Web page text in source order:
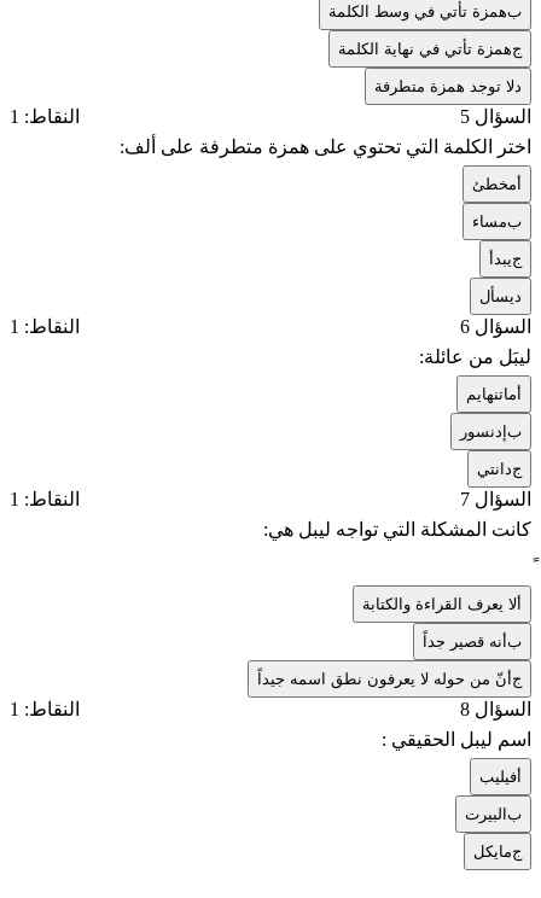
بهمزة تأتي في وسط الكلمة
جهمزة تأتي في نهاية الكلمة
لا توجد همزة متطرفة
السؤال 5
النقاط: 1
اختر الكلمة التي تحتوي على همزة متطرفة على ألف:
مخطئ
بمساء
جيبدأ
يسأل
السؤال 6
النقاط: 1
ليبَل من عائلة:
ماتنهايم
بإدنسور
جدانتي
السؤال 7
النقاط: 1
كانت المشكلة التي تواجه ليبل هي:
لا يعرف القراءة والكتابة
بأنه قصير جداً
جأنّ من حوله لا يعرفون نطق اسمه جيداً
السؤال 8
النقاط: 1
اسم ليبل الحقيقي :
فيليب
بالبيرت
جمايكل